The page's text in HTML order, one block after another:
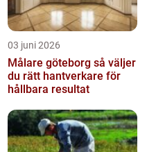
03 juni 2026
Målare göteborg så väljer
du rätt hantverkare för
hållbara resultat